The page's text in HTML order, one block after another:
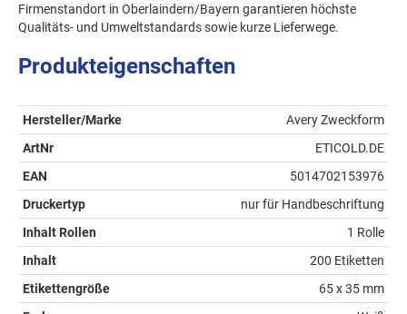
Firmenstandort in Oberlaindern/Bayern garantieren höchste
Qualitäts- und Umweltstandards sowie kurze Lieferwege.
Produkteigenschaften
Hersteller/Marke
Avery Zweckform
ArtNr
ETICOLD.DE
EAN
5014702153976
Druckertyp
nur für Handbeschriftung
Inhalt Rollen
1 Rolle
Inhalt
200 Etiketten
Etikettengröße
65 x 35 mm